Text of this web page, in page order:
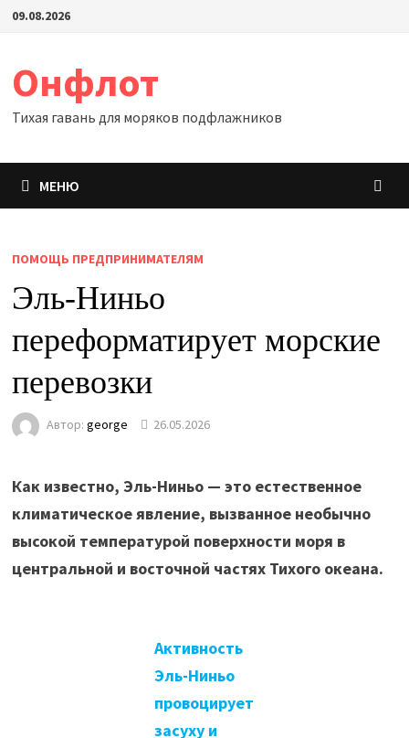
Перейти
09.08.2026
Онфлот
Тихая гавань для моряков подфлажников
МЕНЮ
ПОМОЩЬ ПРЕДПРИНИМАТЕЛЯМ
Эль-Ниньо
переформатирует морские
перевозки
Автор: george 26.05.2026
Как известно, Эль-Ниньо — это естественное
климатическое явление, вызванное необычно
высокой температурой поверхности моря в
центральной и восточной частях Тихого океана.
Активность
Эль-Ниньо
провоцирует
засуху и